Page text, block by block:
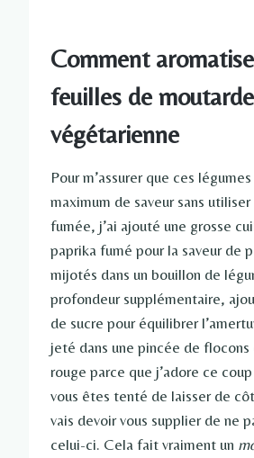
Comment
feuilles de moutarde
végétarienne
Pour m’assurer que ces
maximum de saveur sans
fumée, j’ai ajouté une grosse
paprika fumé pour la saveur de
mijotés dans un bouillon de
profondeur supplémentaire,
de sucre pour équilibrer
jeté dans une pincée de
rouge parce que j’adore ce
vous êtes tenté de laisser de
vais devoir vous supplier de ne
celui-ci. Cela fait vraiment un